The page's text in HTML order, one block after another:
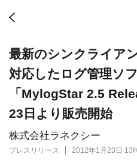
株式会社ラネクシー
プレスリリース 2012年1月23日 13
最新のシンクライア
対応したログ管理ソ
「MylogStar 2.5
23日より販売開始